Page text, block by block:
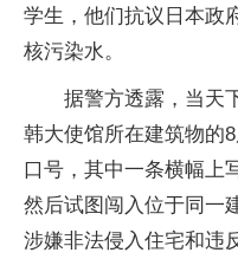
学生，他们抗议日本政
核污染水。
据警方透露，当天
韩大使馆所在建筑物的
口号，其中一条横幅上
然后试图闯入位于同一
涉嫌非法侵入住宅和违